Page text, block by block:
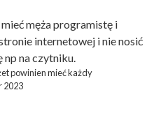
męża programistę i
internetowej i nie nosić
na czytniku.
powinien mieć każdy
2023